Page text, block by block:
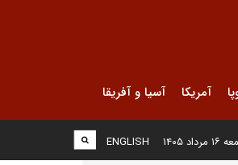
آمریکا آسیا و آفریقا
ENGLISH ۱۴۰۵